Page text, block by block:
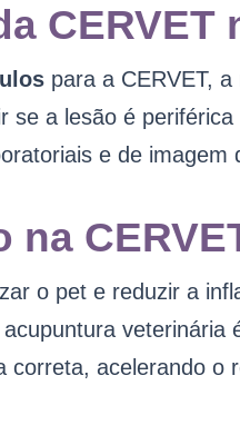
para a CERVET,
se a lesão é
e de
na
o pet e reduzir a
acupuntura veterinária
acelerando o